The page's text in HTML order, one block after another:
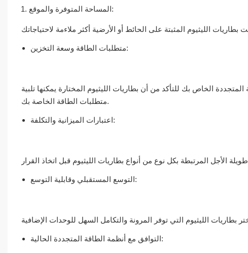
المساحة المتوفرة والموقع:
متطلبات الطاقة وسعة التخزين:
الخاص بك للتأكد من أن بطاريات الليثيوم المختارة يمكنها تلبية
متطلبات الطاقة الخاصة بك.
اعتبارات الميزانية والتكلفة:
التوسع المستقبلي وقابلية التوسع:
التوافق مع أنظمة الطاقة المتجددة الحالية: